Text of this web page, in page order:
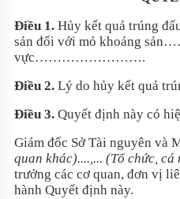
Điều 1. Hủy kết quả trúng đ
sản đối với mỏ khoáng s
vực…………………….
Điều 2. Lý do hủy kết quả tr
Điều 3. Quyết định này có hi
Giám đốc Sở Tài nguyên và
quan khác)....,... (Tổ chức, cá
trưởng các cơ quan, đơn vị li
hành Quyết định này.